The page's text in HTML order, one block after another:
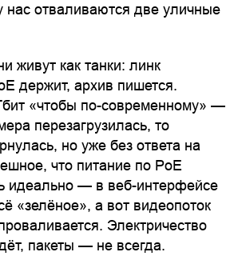
нас отваливаются две уличные
живут как танки: линк
держит, архив пишется.
«чтобы по-современному» —
перезагрузилась, то
но уже без ответа на
что питание по PoE
идеально — в веб-интерфейсе
«зелёное», а вот видеопоток
Электричество
пакеты — не всегда.